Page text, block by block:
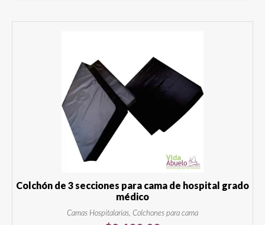
Colchón de 3 secciones para cama de hospital grado
médico
Camas Hospitalarias, Colchones para cama